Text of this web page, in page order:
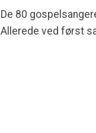
De 80
Allerede ved først